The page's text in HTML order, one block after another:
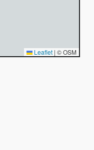
Leaflet | © OSM